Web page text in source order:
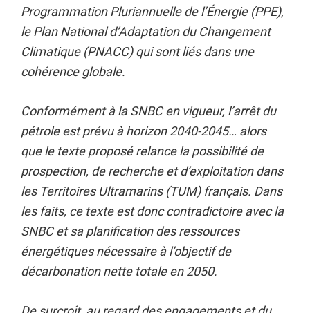
Programmation Pluriannuelle de l’Énergie (PPE),
le Plan National d’Adaptation du Changement
Climatique (PNACC) qui sont liés dans une
cohérence globale.
Conformément à la SNBC en vigueur, l’arrêt du
pétrole est prévu à horizon 2040-2045… alors
que le texte proposé relance la possibilité de
prospection, de recherche et d’exploitation dans
les Territoires Ultramarins (TUM) français. Dans
les faits, ce texte est donc contradictoire avec la
SNBC et sa planification des ressources
énergétiques nécessaire à l’objectif de
décarbonation nette totale en 2050.